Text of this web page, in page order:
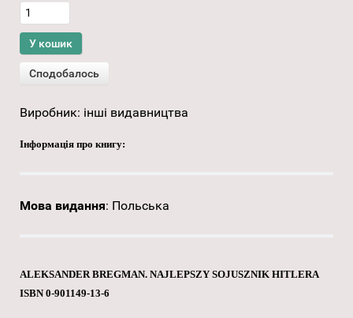
Виробник: інші видавництва
Інформація про книгу:
Мова видання: Польська
ALEKSANDER BREGMAN. NAJLEPSZY SOJUSZNIK HITLERA
ISBN 0-901149-13-6